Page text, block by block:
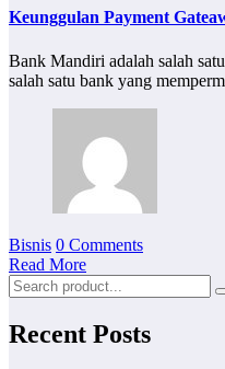
Keunggulan Payment
Bank Mandiri adalah salah
salah satu bank yang
Bisnis 0 Comments
Read More
Recent Posts